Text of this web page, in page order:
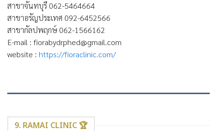
สาขาจันทบุรี 062-5464664
สาขาอรัญประเทศ 092-6452566
สาขากัลปพฤกษ์ 062-1566162
E-mail : fiorabydrphed@gmail.com
website : https://fioraclinic.com/
9. RAMAI CLINIC 🏆